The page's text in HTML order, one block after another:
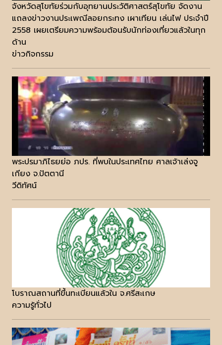
จังหวัดสุโขทัยร่วมกับอุทยานประวัติศาสตร์สุโขทัย จัดงาน
แถลงข่าวงานประเพณีลอยกระทง เผาเทียน เล่นไฟ ประจำปี
2558 เผยเตรียมความพร้อมต้อนรับนักท่องเที่ยวแล้วในทุก
ด้าน
ข่าวกิจกรรม
พระปรมาภิไธยย่อ ภปร. ที่พบในประเทศไทย ศาลเจ้าเล่งจู
เกียง จ.ปัตตานี
วีดิทัศน์
โบราณสถานที่ขึ้นทะเบียนแล้วใน จ.ศรีสะเกษ
ความรู้ทั่วไป